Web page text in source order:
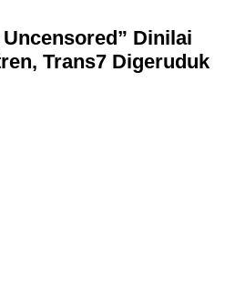
Dinilai
Trans7 Digeruduk